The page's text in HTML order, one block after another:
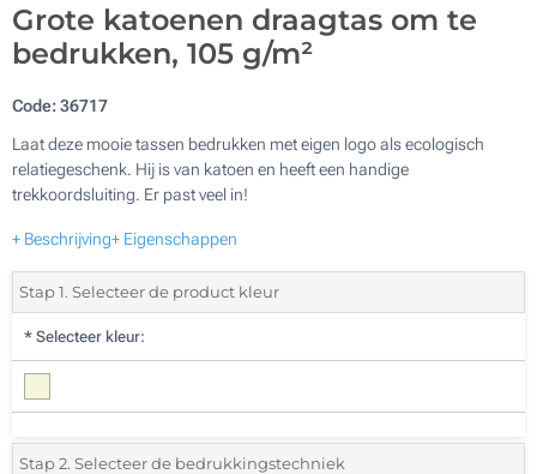
Grote katoenen draagtas om te
bedrukken, 105 g/m²
Code:36717
Laat deze mooie tassen bedrukken met eigen logo als ecologisch
relatiegeschenk. Hij is van katoen en heeft een handige
trekkoordsluiting. Er past veel in!
+ Beschrijving+ Eigenschappen
Stap 1. Selecteer de product kleur
* Selecteer kleur:
Stap 2. Selecteer de bedrukkingstechniek